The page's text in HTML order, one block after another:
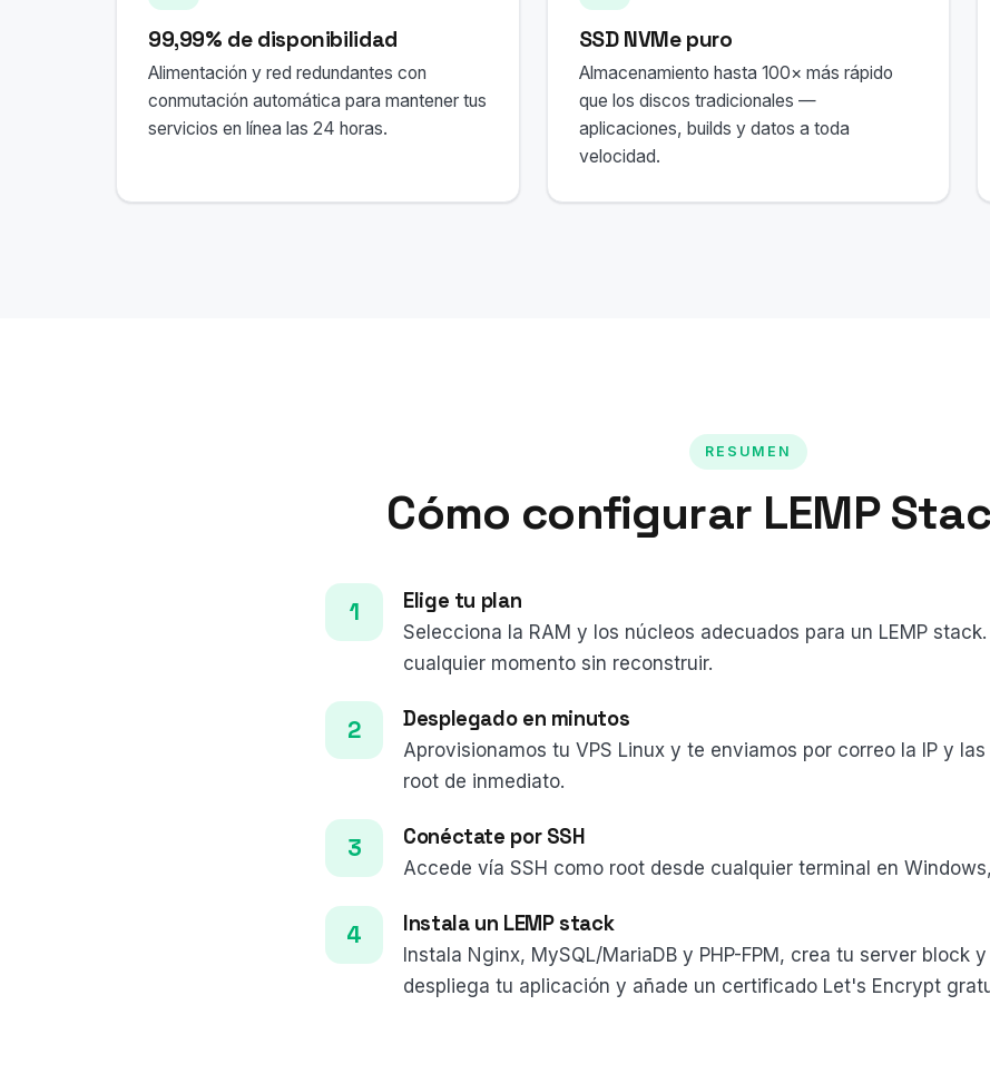
99,99% de disponibilidad
Alimentación y red redundantes con
conmutación automática para mantener tus
servicios en línea las 24 horas.
SSD NVMe puro
Almacenamiento hasta 100× más rápido
que los discos tradicionales —
aplicaciones, builds y datos a toda
velocidad.
RESUMEN
Cómo configurar LEMP
Elige tu plan
Selecciona la RAM y los núcleos adecuados para un LEMP
cualquier momento sin reconstruir.
Desplegado en minutos
Aprovisionamos tu VPS Linux y te enviamos por correo la IP y las
root de inmediato.
Conéctate por SSH
Accede vía SSH como root desde cualquier terminal en
Instala un LEMP stack
Instala Nginx, MySQL/MariaDB y PHP-FPM, crea tu server block
despliega tu aplicación y añade un certificado Let's Encrypt